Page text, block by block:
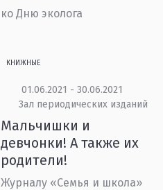
ко Дню эколога
КНИЖНЫЕ
01.06.2021 - 30.06.2021
Зал периодических изданий
Мальчишки и
девчонки! А также их
родители!
Журналу «Семья и школа»